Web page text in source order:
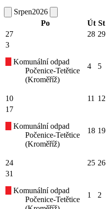
Srpen2026
Po
Út St
27
28 29
3
Komunální odpad
Počenice-Tetětice
(Kroměříž)
4 5
10 11 12
17
Komunální odpad
Počenice-Tetětice
(Kroměříž)
18 19
24 25 26
31
Komunální odpad
Počenice-Tetětice
1 2